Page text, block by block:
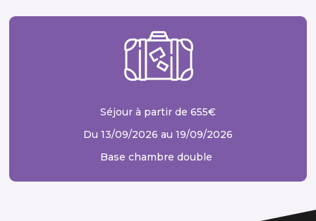
Séjour à partir de 655€
Du 13/09/2026 au 19/09/2026
Base chambre double